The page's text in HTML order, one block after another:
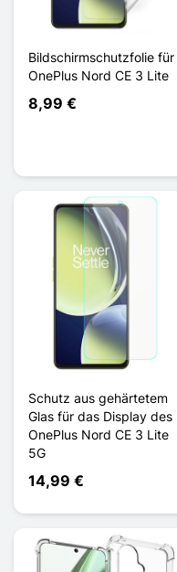
Bildschirmschutzfolie für
OnePlus Nord CE 3 Lite
8,99 €
Schutz aus gehärtetem
Glas für das Display des
OnePlus Nord CE 3 Lite
5G
14,99 €